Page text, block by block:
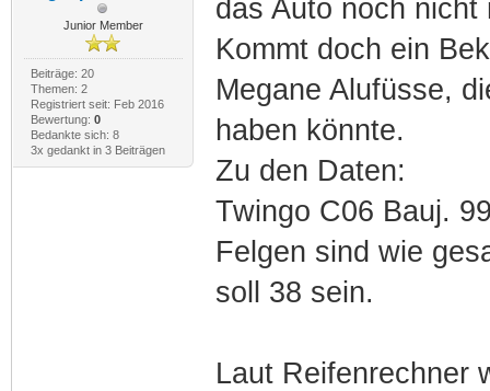
Junior Member
Beiträge: 20
Themen: 2
Registriert seit: Feb 2016
Bewertung: 0
Bedankte sich: 8
3x gedankt in 3 Beiträgen
das Auto noch
Kommt doch ein
Megane Alufüsse,
haben könnte.
Zu den Daten:
Twingo C06 Bauj.
Felgen sind wie
soll 38 sein.
Laut Reifenrechner